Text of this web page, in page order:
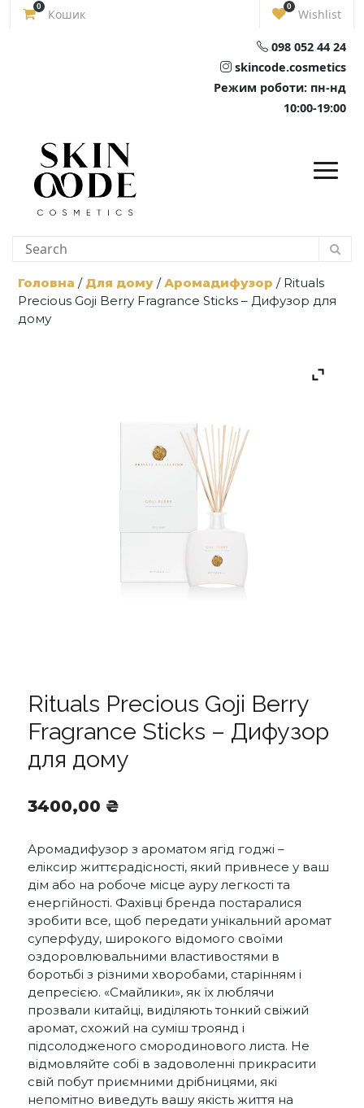
Skip
0
Кошик
0
Wishlist
098 052 44 24
skincode.cosmetics
Режим роботи: пн-нд
10:00-19:00
Головна / Для дому /Аромадифузор / Rituals
Precious Goji Berry Fragrance Sticks – Дифузор для
дому
Rituals Precious Goji Berry
Fragrance Sticks – Дифузор
для дому
3400,00 ₴
Аромадифузор з ароматом ягід годжі –
еліксир життєрадісності, який привнесе у ваш
дім або на робоче місце ауру легкості та
енергійності. Фахівці бренда постаралися
зробити все, щоб передати унікальний аромат
суперфуду, широкого відомого своїми
оздоровлювальними властивостями в
боротьбі з різними хворобами, старінням і
депресією. «Смайлики», як їх люблячи
прозвали китайці, виділяють тонкий свіжий
аромат, схожий на суміш троянд і
підсолодженого смородинового листа. Не
відмовляйте собі в задоволенні прикрасити
свій побут приємними дрібницями, які
непомітно виведуть вашу якість життя на